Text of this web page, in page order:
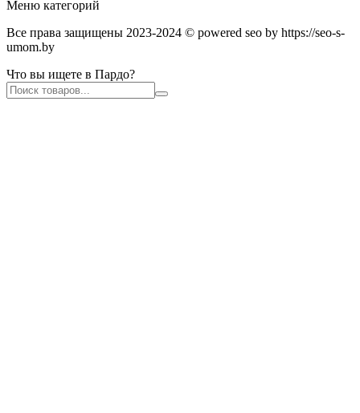
Меню категорий
Все права защищены 2023-2024 © powered seo by https://seo-s-
umom.by
Что вы ищете в Пардо?